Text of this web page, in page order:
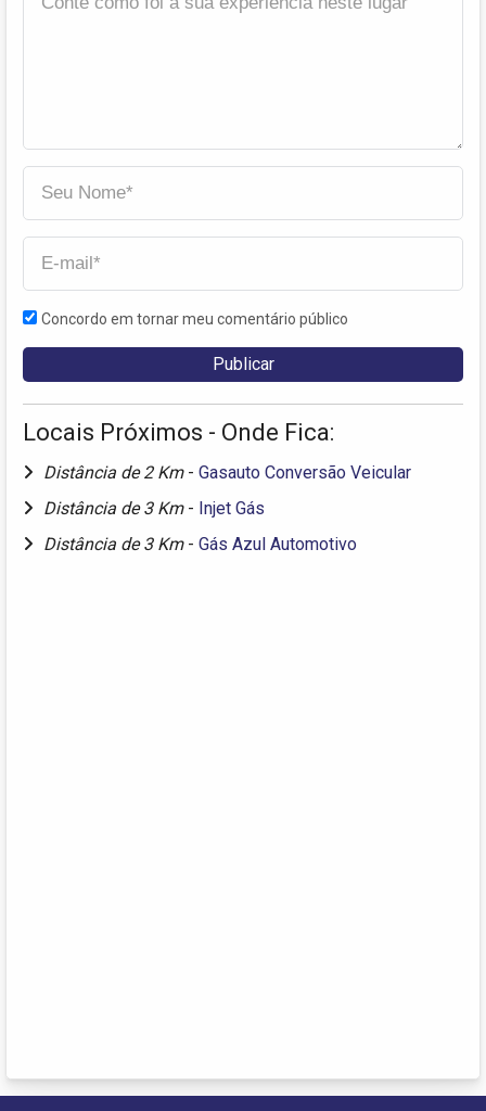
Concordo em tornar meu comentário público
Locais Próximos - Onde Fica:
Distância de 2 Km - Gasauto Conversão Veicular
Distância de 3 Km - Injet Gás
Distância de 3 Km - Gás Azul Automotivo